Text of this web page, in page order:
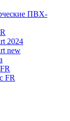
ПВХ-
2024
new
FR